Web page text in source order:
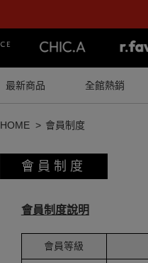
最新商品 全館熱銷
HOME 會員制度
會員制度
會員制度說明
會員等級